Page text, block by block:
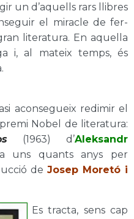
un d’aquells rars llibres
el miracle de fer-
literatura. En aquella
i, al mateix temps, és
aconsegueix redimir el
Nobel de literatura:
(1963) d’Aleksandr
uns quants anys per
de Josep Moretó i
Es tracta, sens cap